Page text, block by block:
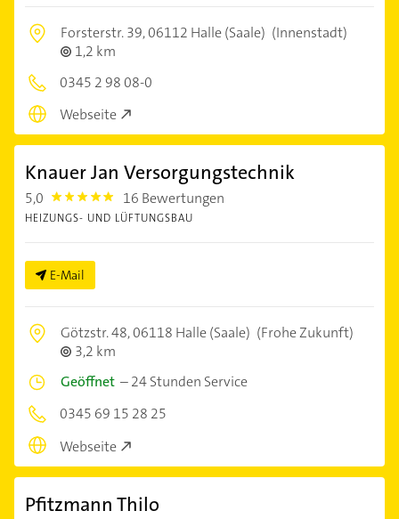
Forsterstr. 39,06112 Halle (Saale) (Innenstadt)
1,2 km
0345 2 98 08-0
Webseite
Knauer Jan Versorgungstechnik
5,0 5.0 16 Bewertungen
HEIZUNGS- UND LÜFTUNGSBAU
E-Mail
Götzstr. 48,06118 Halle (Saale) (Frohe Zukunft)
3,2 km
Geöffnet –24 Stunden Service
0345 69 15 28 25
Webseite
Pfitzmann Thilo